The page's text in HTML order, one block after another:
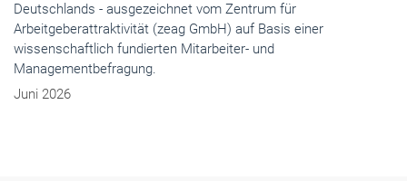
Deutschlands - ausgezeichnet vom Zentrum für
Arbeitgeberattraktivität (zeag GmbH) auf Basis einer
wissenschaftlich fundierten Mitarbeiter- und
Managementbefragung.
Juni 2026